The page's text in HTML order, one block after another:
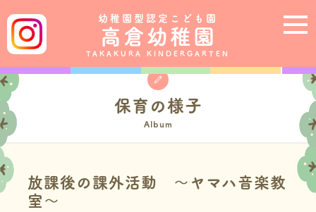
幼稚園型認定こども園
高倉幼稚園
TAKAKURA KINDERGARTEN
保育の様子
Album
放課後の課外活動 ～ヤマハ音楽教
室～